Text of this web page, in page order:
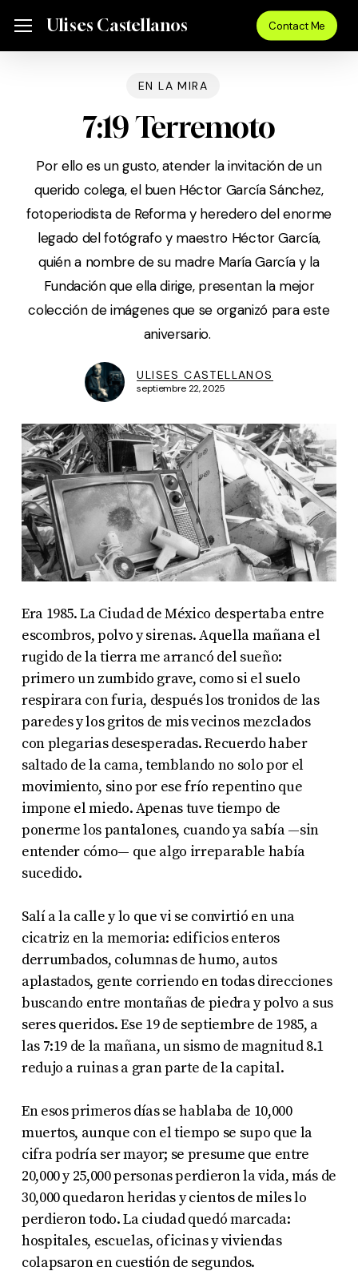
MenuUlises Castellanos Contact Me
EN LA MIRA
7:19 Terremoto
Por ello es un gusto, atender la invitación de un
querido colega, el buen Héctor García Sánchez,
fotoperiodista de Reforma y heredero del enorme
legado del fotógrafo y maestro Héctor García,
quién a nombre de su madre María García y la
Fundación que ella dirige, presentan la mejor
colección de imágenes que se organizó para este
aniversario.
ULISES CASTELLANOS
septiembre 22, 2025
Era 1985. La Ciudad de México despertaba entre
escombros, polvo y sirenas. Aquella mañana el
rugido de la tierra me arrancó del sueño:
primero un zumbido grave, como si el suelo
respirara con furia, después los tronidos de las
paredes y los gritos de mis vecinos mezclados
con plegarias desesperadas. Recuerdo haber
saltado de la cama, temblando no solo por el
movimiento, sino por ese frío repentino que
impone el miedo. Apenas tuve tiempo de
ponerme los pantalones, cuando ya sabía —sin
entender cómo— que algo irreparable había
sucedido.
Salí a la calle y lo que vi se convirtió en una
cicatriz en la memoria: edificios enteros
derrumbados, columnas de humo, autos
aplastados, gente corriendo en todas direcciones
buscando entre montañas de piedra y polvo a sus
seres queridos. Ese 19 de septiembre de 1985, a
las 7:19 de la mañana, un sismo de magnitud 8.1
redujo a ruinas a gran parte de la capital.
En esos primeros días se hablaba de 10,000
muertos, aunque con el tiempo se supo que la
cifra podría ser mayor; se presume que entre
20,000 y 25,000 personas perdieron la vida, más de
30,000 quedaron heridas y cientos de miles lo
perdieron todo. La ciudad quedó marcada:
hospitales, escuelas, oficinas y viviendas
colapsaron en cuestión de segundos.